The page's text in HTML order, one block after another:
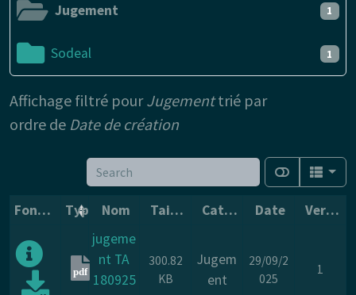
Jugement 1
Sodeal 1
Affichage filtré pourJugementtrié par
ordre de Date de création
Fonctions Type Nom Taille Catégorie Date Version
pdf
jugeme
nt TA
180925
300.82
KB
Jugem
ent
29/09/2
025
1